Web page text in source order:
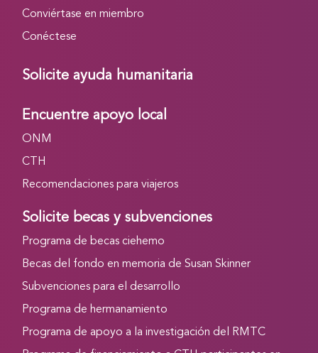
Conviértase en miembro
Conéctese
Solicite ayuda humanitaria
Encuentre apoyo local
ONM
CTH
Recomendaciones para viajeros
Solicite becas y subvenciones
Programa de becas ciehemo
Becas del fondo en memoria de Susan Skinner
Subvenciones para el desarrollo
Programa de hermanamiento
Programa de apoyo a la investigación del RMTC